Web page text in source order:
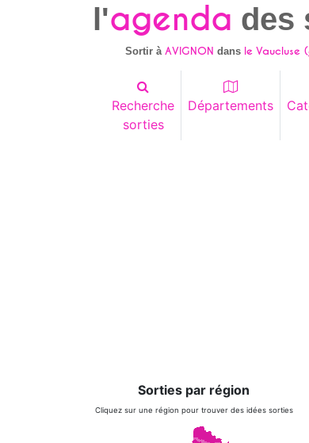
l'agenda des
Sortir àAVIGNON dans le Vaucluse (
Recherche
sorties
Départements
Sorties par région
Cliquez sur une région pour trouver des idées sorties